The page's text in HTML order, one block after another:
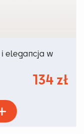
i elegancja w
134zł